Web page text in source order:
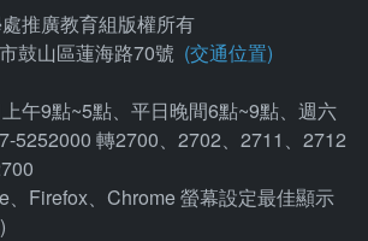
推廣教育組版權所有
鼓山區蓮海路70號 (交通位置)
上午9點~5點、平日晚間6點~9點、週六
5252000 轉2700、2702、2711、2712
、Firefox、Chrome 螢幕設定最佳顯示